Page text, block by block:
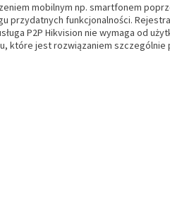
mobilnym np. smartfonem
funkcjonalności.
P2P Hikvision nie wymaga od
które jest rozwiązaniem